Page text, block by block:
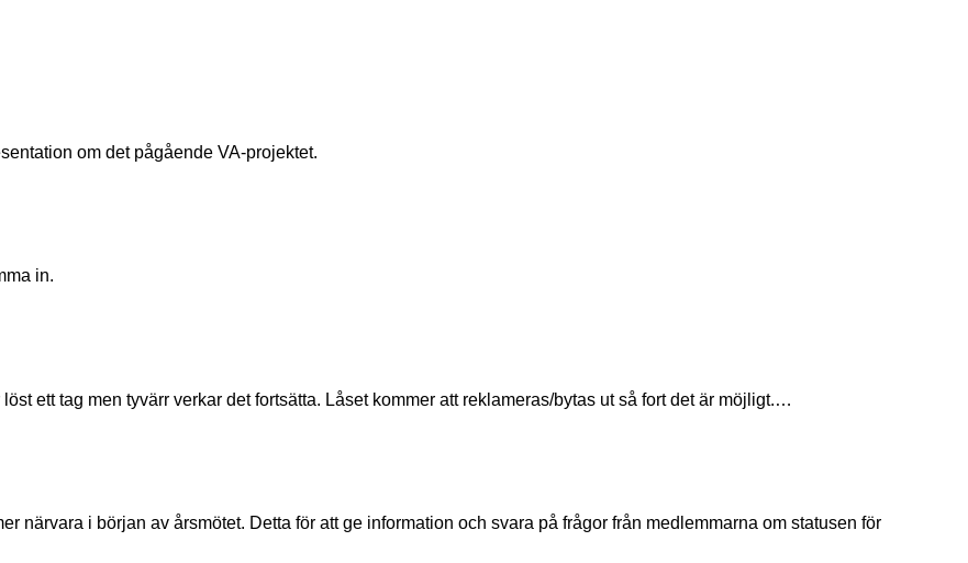
om det pågående VA-projektet.
in.
ett tag men tyvärr verkar det fortsätta. Låset kommer att reklameras/bytas ut så fort det är möjligt.…